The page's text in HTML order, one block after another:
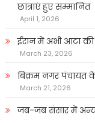
छात्राएं हुए सम्मानित
April 1, 2026
ईरान में अभी आटा की
March 23, 2026
बिक्रम नगर पंचायत
March 21, 2026
जब-जब संसार में